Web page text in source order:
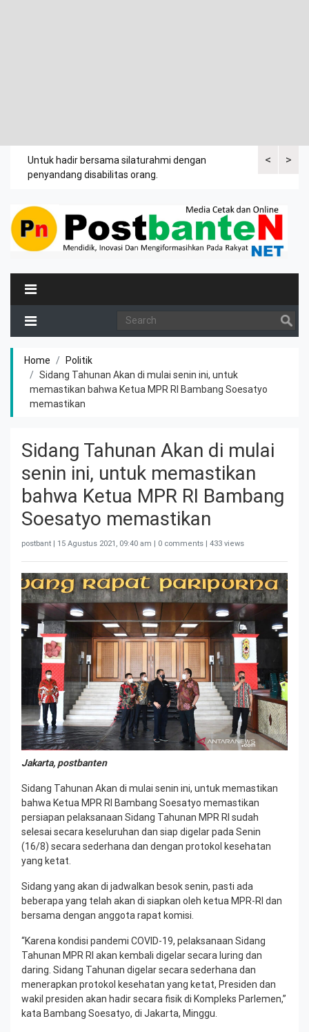
<
Untuk hadir bersama silaturahmi dengan
penyandang disabilitas orang.
Bupati>
Home
Politik
Sidang Tahunan Akan di mulai senin ini, untuk
memastikan bahwa Ketua MPR RI Bambang Soesatyo
memastikan
Sidang Tahunan Akan di mulai
senin ini, untuk memastikan
bahwa Ketua MPR RI Bambang
Soesatyo memastikan
postbant | 15 Agustus 2021, 09:40 am | 0 comments | 433 views
Jakarta, postbanten
Sidang Tahunan Akan di mulai senin ini, untuk memastikan
bahwa Ketua MPR RI Bambang Soesatyo memastikan
persiapan pelaksanaan Sidang Tahunan MPR RI sudah
selesai secara keseluruhan dan siap digelar pada Senin
(16/8) secara sederhana dan dengan protokol kesehatan
yang ketat.
Sidang yang akan di jadwalkan besok senin, pasti ada
beberapa yang telah akan di siapkan oleh ketua MPR-RI dan
bersama dengan anggota rapat komisi.
“Karena kondisi pandemi COVID-19, pelaksanaan Sidang
Tahunan MPR RI akan kembali digelar secara luring dan
daring. Sidang Tahunan digelar secara sederhana dan
menerapkan protokol kesehatan yang ketat, Presiden dan
wakil presiden akan hadir secara fisik di Kompleks Parlemen,”
kata Bambang Soesatyo, di Jakarta, Minggu.